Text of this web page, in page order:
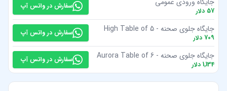
57 دلار
سفارش در واتس آپ
جایگاه جلوی صحنه - High Table of 5
709 دلار
سفارش در واتس آپ
جایگاه جلوی صحنه - Aurora Table of 6
1,134 دلار
سفارش در واتس آپ